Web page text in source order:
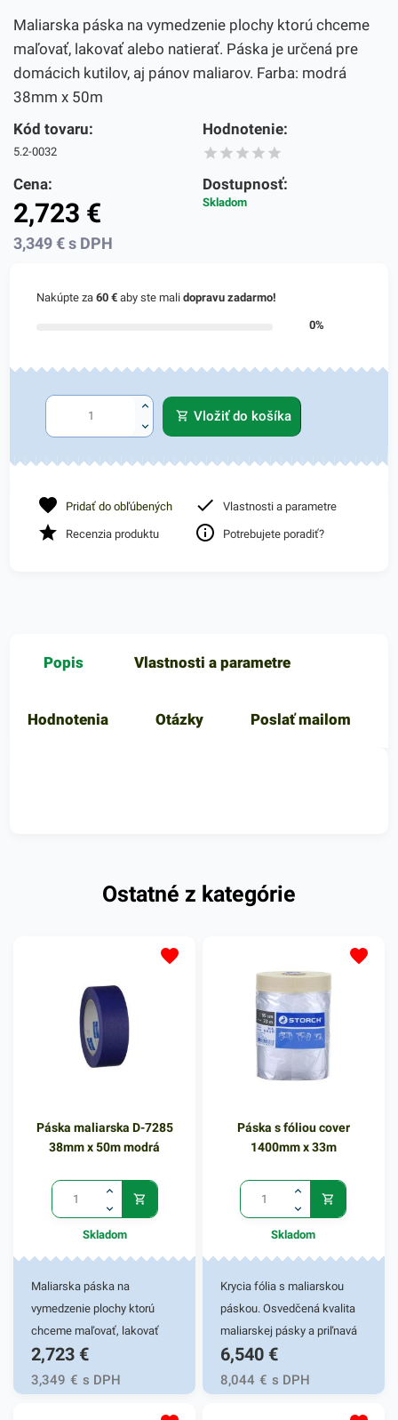
Maliarska páska na vymedzenie plochy ktorú chceme
maľovať, lakovať alebo natierať. Páska je určená pre
domácich kutilov, aj pánov maliarov. Farba: modrá
38mm x 50m
Kód tovaru:
5.2-0032
Hodnotenie:
Cena:
2,723 €
3,349€ s DPH
Dostupnosť:
Skladom
Nakúpte za60 € aby ste malidopravu zadarmo!
0%
Vložiť do košíka
Pridať do obľúbených Vlastnosti a parametre
Recenzia produktu Potrebujete poradiť?
Popis Vlastnosti a parametre
Hodnotenia Otázky Poslať mailom
Ostatné z kategórie
Páska maliarska D-7285
38mm x 50m modrá
Skladom
Maliarska páska na
vymedzenie plochy ktorú
chceme maľovať, lakovať
alebo natierať. Páska je
určená pre domácich kutilov,
aj pánov maliarov. Farba:
2,723 €
3,349 € s DPH
Páska s fóliou cover
1400mm x 33m
Skladom
Krycia fólia s maliarskou
páskou. Osvedčená kvalita
maliarskej pásky a priľnavá
fólia v jednom. Výborná
manipulácia, jednoduché
použitie Vám ušetrí čas,
6,540 €
8,044 € s DPH